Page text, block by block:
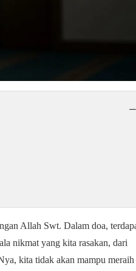
−
Allah Swt. Dalam doa,
nikmat yang kita rasakan, dari
kita tidak akan mampu meraih